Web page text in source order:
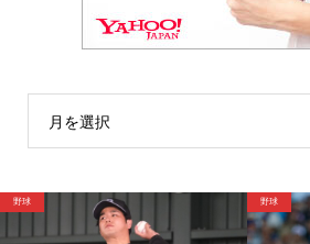
月を選択
サッカー